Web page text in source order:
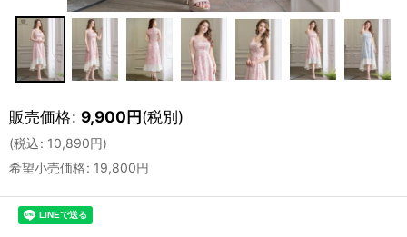
販売価格: 9,900円(税別)
(税込: 10,890円)
希望小売価格: 19,800円